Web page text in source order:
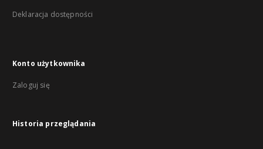
Deklaracja dostępności
Konto użytkownika
Zaloguj się
Historia przeglądania